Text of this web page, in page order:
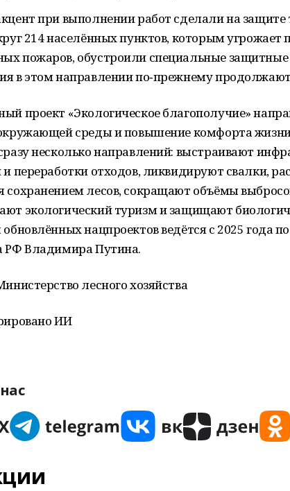
при выполнении работ сделали на
214 населённых пунктов, которым угрожает
пожаров, обустроили специальные защитные
в этом направлении по‑прежнему
проект «Экологическое благополучие»
среды и повышение комфорта
несколько направлений: выстраивают
и переработки отходов, ликвидируют свалки,
сохранением лесов, сокращают объёмы
экологический туризм и защищают
нацпроектов ведётся с 2025 года
РФ Владимира Путина.
лесного хозяйства
ИИ